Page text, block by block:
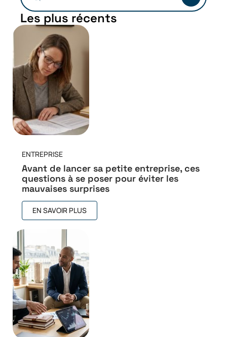
Les plus récents
ENTREPRISE
Avant de lancer sa petite entreprise, ces
questions à se poser pour éviter les
mauvaises surprises
EN SAVOIR PLUS